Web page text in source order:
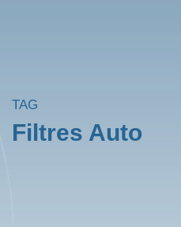
TAG
Filtres Auto